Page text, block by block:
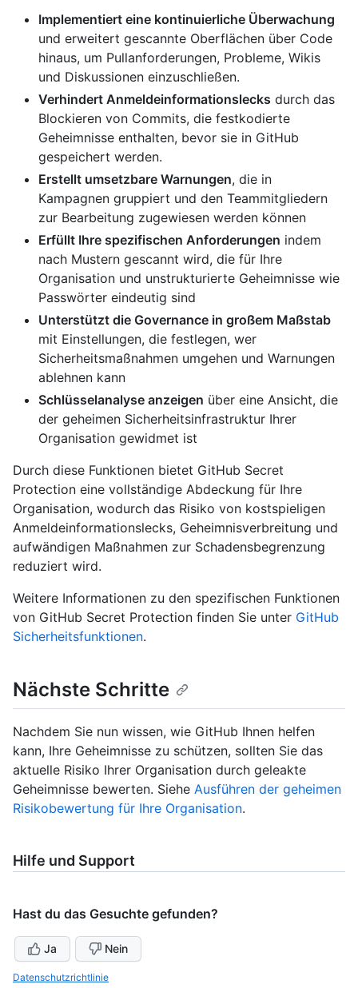
Implementiert eine kontinuierliche Überwachung
und erweitert gescannte Oberflächen über Code
hinaus, um Pullanforderungen, Probleme, Wikis
und Diskussionen einzuschließen.
Verhindert Anmeldeinformationslecks durch das
Blockieren von Commits, die festkodierte
Geheimnisse enthalten, bevor sie in GitHub
gespeichert werden.
Erstellt umsetzbare Warnungen, die in
Kampagnen gruppiert und den Teammitgliedern
zur Bearbeitung zugewiesen werden können
Erfüllt Ihre spezifischen Anforderungen indem
nach Mustern gescannt wird, die für Ihre
Organisation und unstrukturierte Geheimnisse wie
Passwörter eindeutig sind
Unterstützt die Governance in großem Maßstab
mit Einstellungen, die festlegen, wer
Sicherheitsmaßnahmen umgehen und Warnungen
ablehnen kann
Schlüsselanalyse anzeigen über eine Ansicht, die
der geheimen Sicherheitsinfrastruktur Ihrer
Organisation gewidmet ist
Durch diese Funktionen bietet GitHub Secret
Protection eine vollständige Abdeckung für Ihre
Organisation, wodurch das Risiko von kostspieligen
Anmeldeinformationslecks, Geheimnisverbreitung und
aufwändigen Maßnahmen zur Schadensbegrenzung
reduziert wird.
Weitere Informationen zu den spezifischen Funktionen
von GitHub Secret Protection finden Sie unter GitHub
Sicherheitsfunktionen.
Nächste Schritte
Nachdem Sie nun wissen, wie GitHub Ihnen helfen
kann, Ihre Geheimnisse zu schützen, sollten Sie das
aktuelle Risiko Ihrer Organisation durch geleakte
Geheimnisse bewerten. Siehe Ausführen der geheimen
Risikobewertung für Ihre Organisation.
Hilfe und Support
Hast du das Gesuchte gefunden?
Ja Nein
Datenschutzrichtlinie